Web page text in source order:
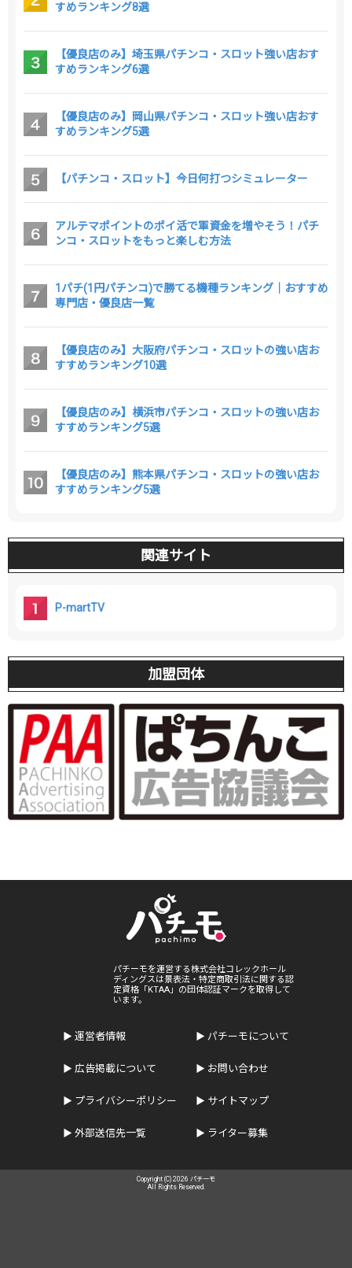
すめランキング8選
【優良店のみ】埼玉県パチンコ・スロット強い店おす
すめランキング6選
【優良店のみ】岡山県パチンコ・スロット強い店おす
すめランキング5選
【パチンコ・スロット】今日何打つシミュレーター
アルテマポイントのポイ活で軍資金を増やそう！パチ
ンコ・スロットをもっと楽しむ方法
1パチ(1円パチンコ)で勝てる機種ランキング｜おすすめ
専門店・優良店一覧
【優良店のみ】大阪府パチンコ・スロットの強い店お
すすめランキング10選
【優良店のみ】横浜市パチンコ・スロットの強い店お
すすめランキング5選
【優良店のみ】熊本県パチンコ・スロットの強い店お
すすめランキング5選
関連サイト
P-martTV
加盟団体
パチーモを運営する株式会社コレックホール
ディングスは景表法・特定商取引法に関する認
定資格「KTAA」の団体認証マークを取得して
います。
運営者情報 パチーモについて
広告掲載について お問い合わせ
プライバシーポリシー サイトマップ
外部送信先一覧 ライター募集
Copyright (C) 2026 パチーモ
All Rights Reserved.